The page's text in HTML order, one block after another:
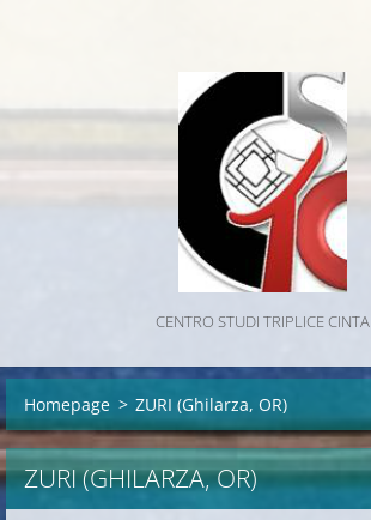
CENTRO STUDI TRIPLICE CINTA
Homepage > ZURI (Ghilarza, OR)
ZURI (GHILARZA, OR)